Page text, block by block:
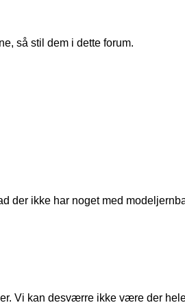
så stil dem i dette forum.
der ikke har noget med
Vi kan desværre ikke være der